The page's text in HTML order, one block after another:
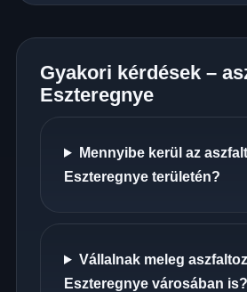
Gyakori kérdések –
Eszteregnye
Mennyibe kerül az
Eszteregnye területén?
Vállalnak meleg
Eszteregnye városában is?